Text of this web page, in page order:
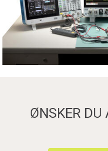
ØNSKER DU